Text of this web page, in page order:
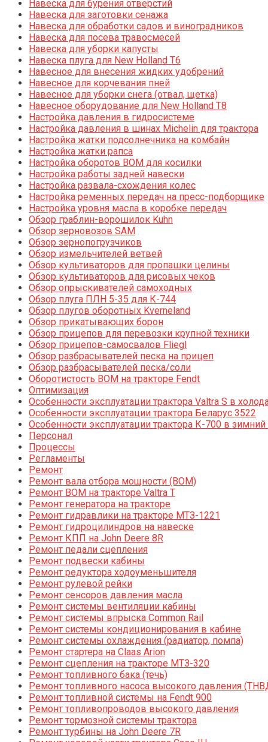
Навеска для бурения отверстий
Навеска для заготовки сенажа
Навеска для обработки садов и виноградников
Навеска для посева травосмесей
Навеска для уборки капусты
Навеска плуга для New Holland T6
Навесное для внесения жидких удобрений
Навесное для корчевания пней
Навесное для уборки снега (отвал, щетка)
Навесное оборудование для New Holland T8
Настройка давления в гидросистеме
Настройка давления в шинах Michelin для трактора
Настройка жатки подсолнечника на комбайн
Настройка жатки рапса
Настройка оборотов ВОМ для косилки
Настройка работы задней навески
Настройка развала-схождения колес
Настройка ременных передач на пресс-подборщике
Настройка уровня масла в коробке передач
Обзор граблин-ворошилок Kuhn
Обзор зерновозов SAM
Обзор зернопогрузчиков
Обзор измельчителей ветвей
Обзор культиваторов для пропашки целины
Обзор культиваторов для рисовых чеков
Обзор опрыскивателей самоходных
Обзор плуга ПЛН 5-35 для К-744
Обзор плугов оборотных Kverneland
Обзор прикатывающих борон
Обзор прицепов для перевозки крупной техники
Обзор прицепов-самосвалов Fliegl
Обзор разбрасывателей песка на прицеп
Обзор разбрасывателей песка/соли
Оборотистость ВОМ на тракторе Fendt
Оптимизация
Особенности эксплуатации трактора Valtra S в
Особенности эксплуатации трактора Беларус 3522
Особенности эксплуатации трактора К-700 в
Персонал
Процессы
Регламенты
Ремонт
Ремонт вала отбора мощности (ВОМ)
Ремонт ВОМ на тракторе Valtra T
Ремонт генератора на тракторе
Ремонт гидравлики на тракторе МТЗ-1221
Ремонт гидроцилиндров на навеске
Ремонт КПП на John Deere 8R
Ремонт педали сцепления
Ремонт подвески кабины
Ремонт редуктора ходоуменьшителя
Ремонт рулевой рейки
Ремонт сенсоров давления масла
Ремонт системы вентиляции кабины
Ремонт системы впрыска Common Rail
Ремонт системы кондиционирования в кабине
Ремонт системы охлаждения (радиатор, помпа)
Ремонт стартера на Claas Arion
Ремонт сцепления на тракторе МТЗ-320
Ремонт топливного бака (течь)
Ремонт топливного насоса высокого давления
Ремонт топливной системы на Fendt 900
Ремонт топливопроводов высокого давления
Ремонт тормозной системы трактора
Ремонт турбины на John Deere 7R